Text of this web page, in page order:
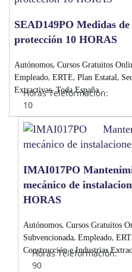
SEAD149PO Medidas
protección 10 HORAS
Autónomos, Cursos Gratuitos
Empleado, ERTE, Plan Estatal,
Extractivas,Toda España
Horas Teleformación:
10
IMAI017PO
mecánico de
HORAS
Autónomos, Cursos Gratuitos
Subvencionada, Empleado,
Construcción e Industrias
Horas Teleformación:
90